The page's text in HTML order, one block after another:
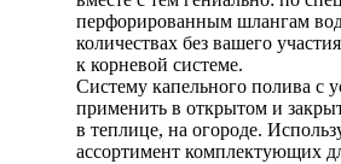
перфорированным шлангам
количествах без вашего
к корневой системе.
Систему капельного полива с
применить в открытом и
в теплице, на огороде.
ассортимент комплектующих